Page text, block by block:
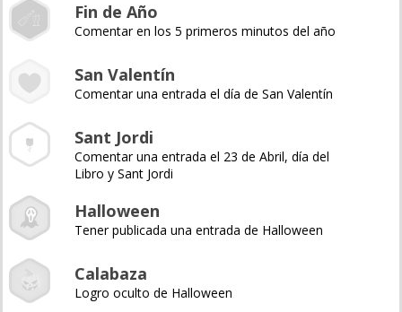
Fin de Año
Comentar en los 5 primeros minutos del año
San Valentín
Comentar una entrada el día de San Valentín
Sant Jordi
Comentar una entrada el 23 de Abril, día del
Libro y Sant Jordi
Halloween
Tener publicada una entrada de Halloween
Calabaza
Logro oculto de Halloween